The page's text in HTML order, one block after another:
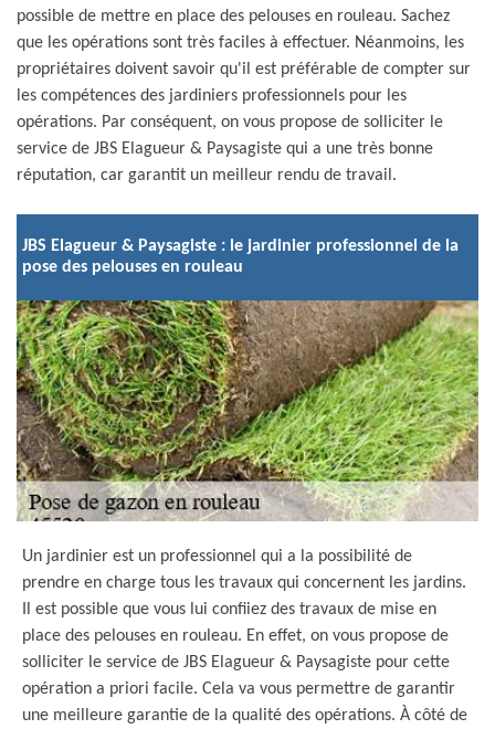
possible de mettre en place des pelouses en rouleau. Sachez
que les opérations sont très faciles à effectuer. Néanmoins, les
propriétaires doivent savoir qu'il est préférable de compter sur
les compétences des jardiniers professionnels pour les
opérations. Par conséquent, on vous propose de solliciter le
service de JBS Elagueur & Paysagiste qui a une très bonne
réputation, car garantit un meilleur rendu de travail.
JBS Elagueur & Paysagiste : le jardinier professionnel de la
pose des pelouses en rouleau
Un jardinier est un professionnel qui a la possibilité de
prendre en charge tous les travaux qui concernent les jardins.
Il est possible que vous lui confiiez des travaux de mise en
place des pelouses en rouleau. En effet, on vous propose de
solliciter le service de JBS Elagueur & Paysagiste pour cette
opération a priori facile. Cela va vous permettre de garantir
une meilleure garantie de la qualité des opérations. À côté de